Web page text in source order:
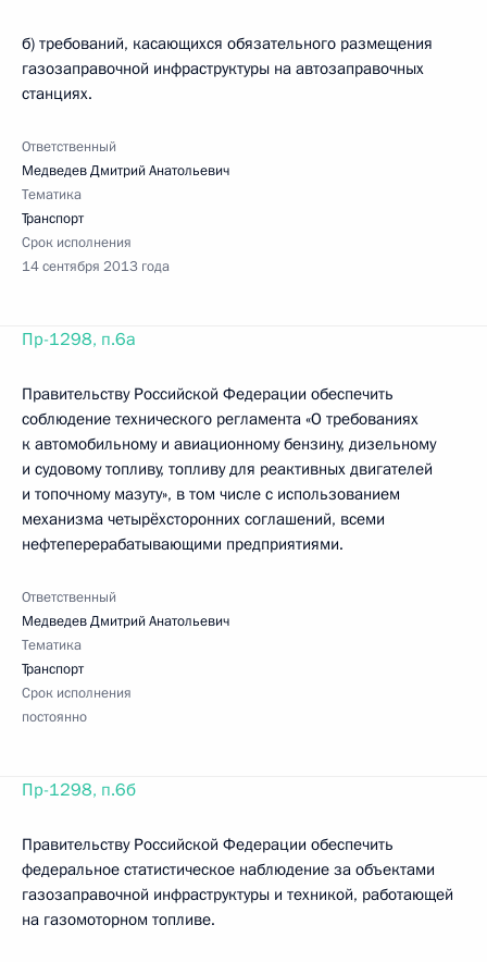
б) требований, касающихся обязательного размещения
газозаправочной инфраструктуры на автозаправочных
станциях.
Ответственный
Медведев Дмитрий Анатольевич
Тематика
Транспорт
Срок исполнения
14 сентября 2013 года
Пр-1298, п.6а
Правительству Российской Федерации обеспечить
соблюдение технического регламента «О требованиях
к автомобильному и авиационному бензину, дизельному
и судовому топливу, топливу для реактивных двигателей
и топочному мазуту», в том числе с использованием
механизма четырёхсторонних соглашений, всеми
нефтеперерабатывающими предприятиями.
Ответственный
Медведев Дмитрий Анатольевич
Тематика
Транспорт
Срок исполнения
постоянно
Пр-1298, п.6б
Правительству Российской Федерации обеспечить
федеральное статистическое наблюдение за объектами
газозаправочной инфраструктуры и техникой, работающей
на газомоторном топливе.